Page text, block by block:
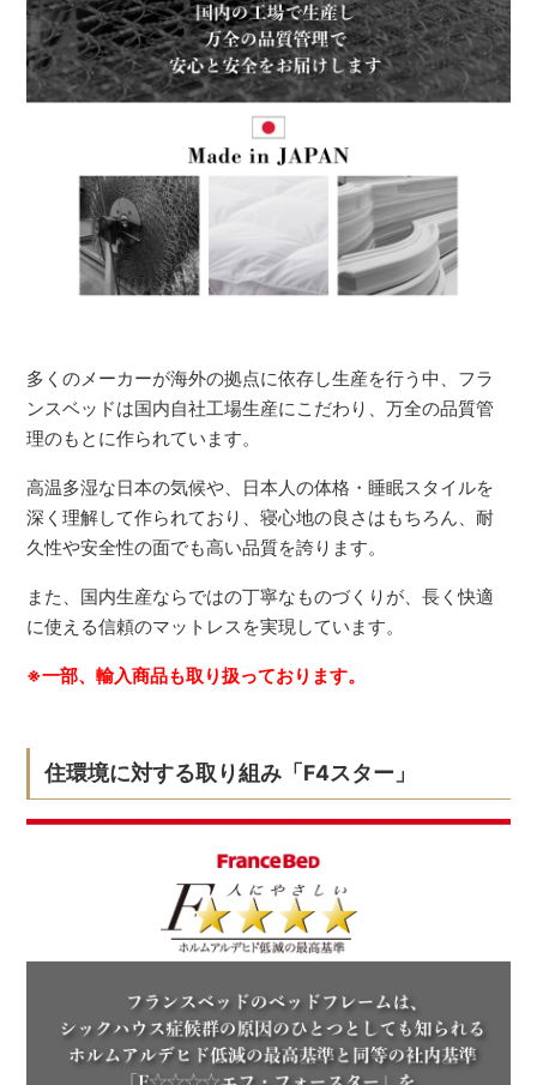
多くのメーカーが海外の拠点に依存し生産を行う中、フラ
ンスベッドは国内自社工場生産にこだわり、万全の品質管
理のもとに作られています。
高温多湿な日本の気候や、日本人の体格・睡眠スタイルを
深く理解して作られており、寝心地の良さはもちろん、耐
久性や安全性の面でも高い品質を誇ります。
また、国内生産ならではの丁寧なものづくりが、長く快適
に使える信頼のマットレスを実現しています。
※一部、輸入商品も取り扱っております。
住環境に対する取り組み「F4スター」